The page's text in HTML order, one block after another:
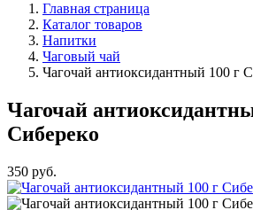
Главная страница
Каталог товаров
Напитки
Чаговый чай
Чагочай антиоксидантный 100 г
Чагочай
Сибереко
350 руб.